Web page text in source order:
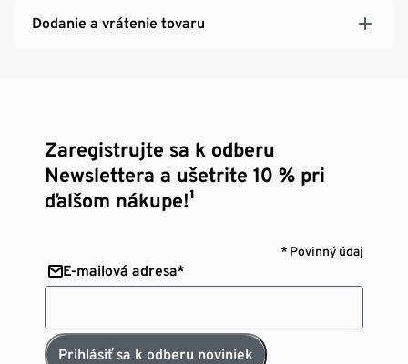
Dodanie a vrátenie tovaru
Zaregistrujte sa k odberu
Newslettera a ušetrite 10 % pri
ďalšom nákupe!¹
* Povinný údaj
E-mailová adresa*
Prihlásiť sa k odberu noviniek